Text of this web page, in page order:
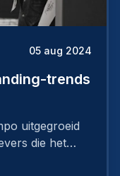
05 aug 2024
trends
uitgegroeid
die het